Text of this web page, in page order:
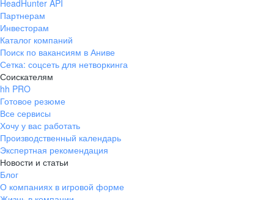
HeadHunter API
Партнерам
Инвесторам
Каталог компаний
Поиск по вакансиям в Аниве
Сетка: соцсеть для нетворкинга
Соискателям
hh PRO
Готовое резюме
Все сервисы
Хочу у вас работать
Производственный календарь
Экспертная рекомендация
Новости и статьи
Блог
О компаниях в игровой форме